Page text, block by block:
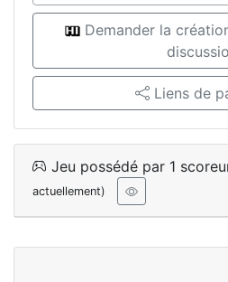
Demander la
Liens de
Jeu possédé par 1
actuellement)